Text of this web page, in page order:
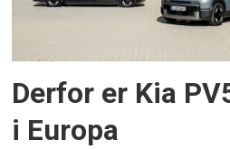
Derfor er Kia
i Europa